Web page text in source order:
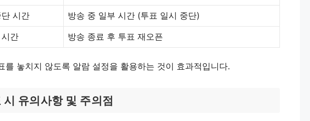
시간 방송 중 일부 시간 (투표 일시 중단)
간 방송 종료 후 투표 재오픈
를 놓치지 않도록 알람 설정을 활용하는 것이 효과적입니다.
시 유의사항 및 주의점